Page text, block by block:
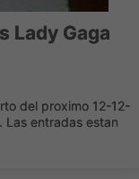
Lady Gaga
del proximo 12-12-
Las entradas estan